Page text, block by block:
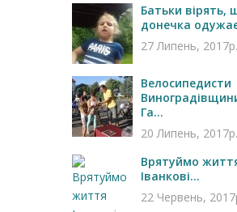
Батьки вірять,
донечка
27 Липень, 2017р.
Велосипедисти
Га...
20 Липень, 2017р.
Врятуймо
Іванкові...
22 Червень,